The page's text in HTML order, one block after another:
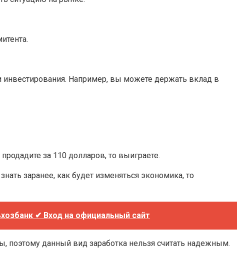
инвестирования. Например, вы можете держать вклад в
за 110 долларов, то выиграете.
заранее, как будет изменяться экономика, то
✔ Вход на официальный сайт
данный вид заработка нельзя считать надежным.